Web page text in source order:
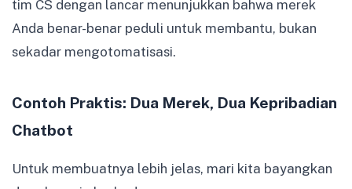
tim CS dengan lancar menunjukkan bahwa merek
Anda benar-benar peduli untuk membantu, bukan
sekadar mengotomatisasi.
Contoh Praktis: Dua Merek, Dua Kepribadian
Chatbot
Untuk membuatnya lebih jelas, mari kita bayangkan